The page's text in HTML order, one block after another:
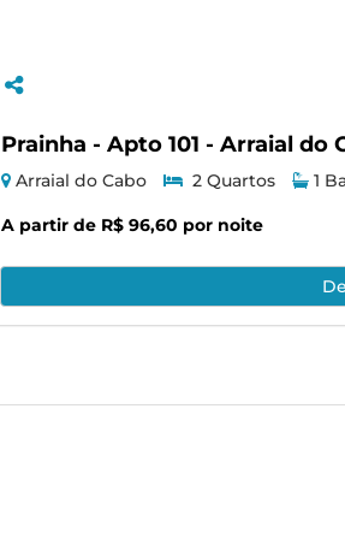
Prainha - Apto 101 - Arraial
Arraial do Cabo 2 Quartos 1
A partir de R$ 96,60 por noite